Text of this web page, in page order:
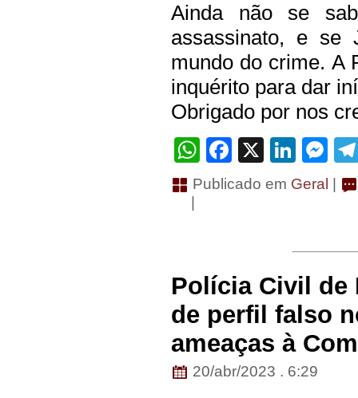
Ainda não se
assassinato, e se
mundo do crime. A
inquérito para dar
Obrigado por nos
WhatsApp
Facebook
X
Publicado em Geral
Polícia Civil de
de perfil falso
ameaças à
20/abr/2023 . 6:29